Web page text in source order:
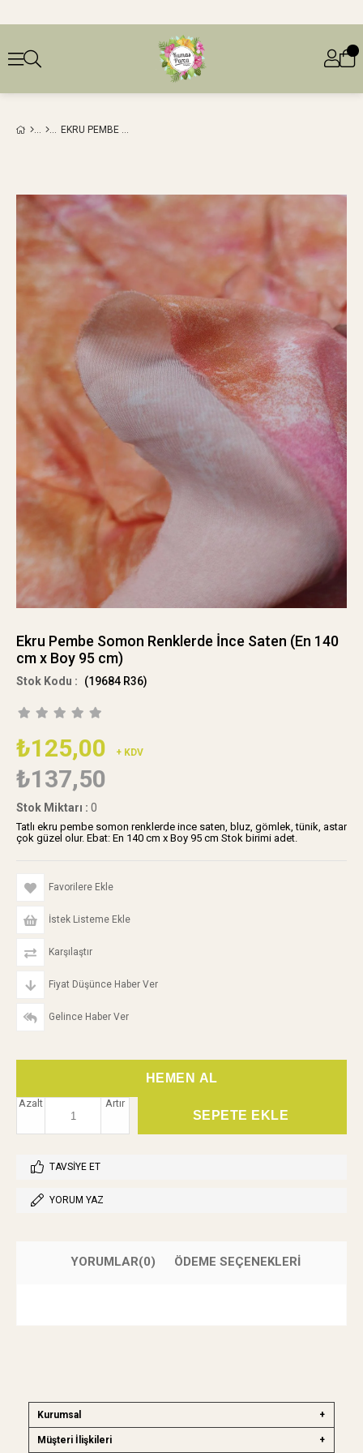
EKRU PEMBE SOMON RENKLERDE İNCE SATEN (EN 140 CM X BOY 95 CM)
Ekru Pembe Somon Renklerde İnce Saten (En 140
cm x Boy 95 cm)
(19684 R36)
₺125,00 + KDV
₺137,50
Stok Miktarı : 0
Tatlı ekru pembe somon renklerde ince saten, bluz, gömlek, tünik, astar
çok güzel olur. Ebat: En 140 cm x Boy 95 cm Stok birimi adet.
Favorilere Ekle
İstek Listeme Ekle
Karşılaştır
Fiyat Düşünce Haber Ver
Gelince Haber Ver
Artır
Azalt
TAVSIYE ET
YORUM YAZ
YORUMLAR(0) ÖDEME SEÇENEKLERI
Kurumsal
Müşteri İlişkileri